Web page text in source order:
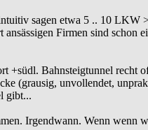
sagen etwa 5 .. 10 LKW
ansässigen Firmen sind schon
+südl. Bahnsteigtunnel recht
(grausig, unvollendet,
gibt...
Irgendwann. Wenn wenn